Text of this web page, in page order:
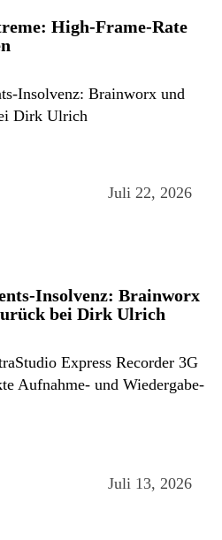
High-Frame-Rate
Juli 22, 2026
Insolvenz: Brainworx
bei Dirk Ulrich
Juli 13, 2026